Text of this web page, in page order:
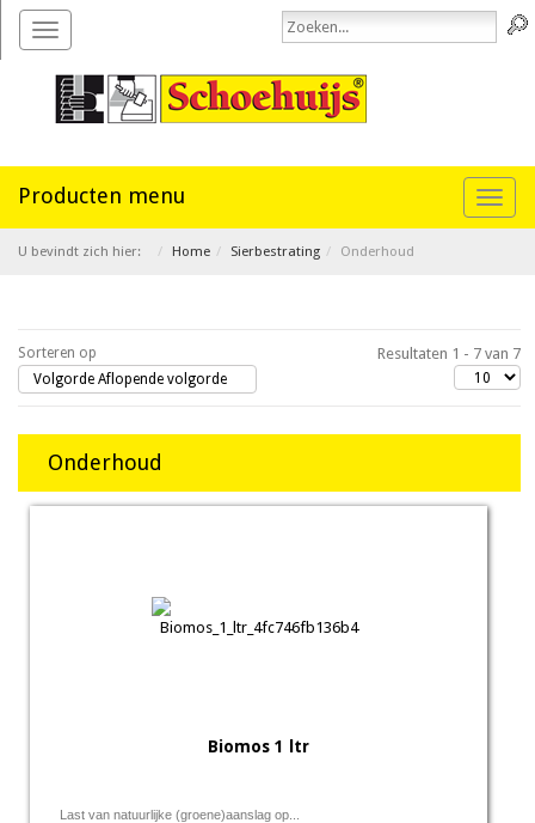
Toggle
navigation
U bevindt zich hier: Home Sierbestrating Onderhoud
Sorteren op
Volgorde Aflopende volgorde
Resultaten 1 - 7 van 7
Onderhoud
Biomos 1 ltr
Last van natuurlijke (groene)aanslag op...